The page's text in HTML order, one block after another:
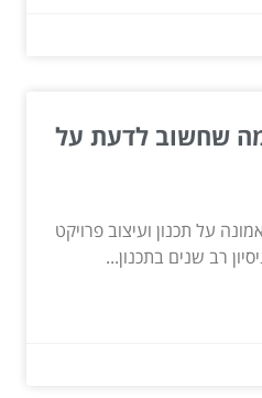
שחשוב לדעת על
על תכנון ועיצוב פרויקט
רב שנים בתכנון...